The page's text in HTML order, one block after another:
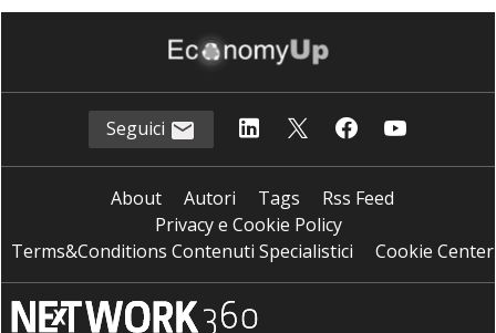
Seguici
About Autori Tags
Rss Feed
Privacy e Cookie Policy
Terms&Conditions Contenuti Specialistici
Cookie Center